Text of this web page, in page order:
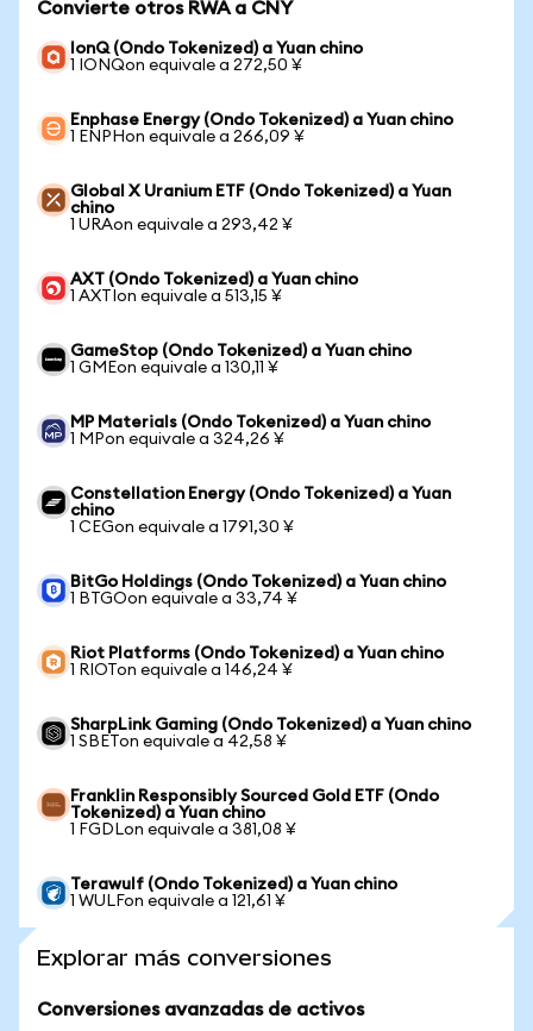
Convierte otros RWA a CNY
IonQ (Ondo Tokenized) a Yuan chino
1 IONQon equivale a 272,50 ¥
Enphase Energy (Ondo Tokenized) a Yuan chino
1 ENPHon equivale a 266,09 ¥
Global X Uranium ETF (Ondo Tokenized) a Yuan
chino
1 URAon equivale a 293,42 ¥
AXT (Ondo Tokenized) a Yuan chino
1 AXTIon equivale a 513,15 ¥
GameStop (Ondo Tokenized) a Yuan chino
1 GMEon equivale a 130,11 ¥
MP Materials (Ondo Tokenized) a Yuan chino
1 MPon equivale a 324,26 ¥
Constellation Energy (Ondo Tokenized) a Yuan
chino
1 CEGon equivale a 1791,30 ¥
BitGo Holdings (Ondo Tokenized) a Yuan chino
1 BTGOon equivale a 33,74 ¥
Riot Platforms (Ondo Tokenized) a Yuan chino
1 RIOTon equivale a 146,24 ¥
SharpLink Gaming (Ondo Tokenized) a Yuan chino
1 SBETon equivale a 42,58 ¥
Franklin Responsibly Sourced Gold ETF (Ondo
Tokenized) a Yuan chino
1 FGDLon equivale a 381,08 ¥
Terawulf (Ondo Tokenized) a Yuan chino
1 WULFon equivale a 121,61 ¥
Explorar más conversiones
Conversiones avanzadas de activos